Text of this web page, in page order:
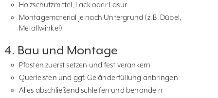
Holzschutzmittel, Lack oder Lasur
Montagematerial je nach Untergrund (z. B. Dübel,
Metallwinkel)
4. Bau und Montage
Pfosten zuerst setzen und fest verankern
Querleisten und ggf. Geländerfüllung anbringen
Alles abschließend schleifen und behandeln